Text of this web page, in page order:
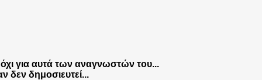
για αυτά των αναγνωστών του...
δεν δημοσιευτεί...